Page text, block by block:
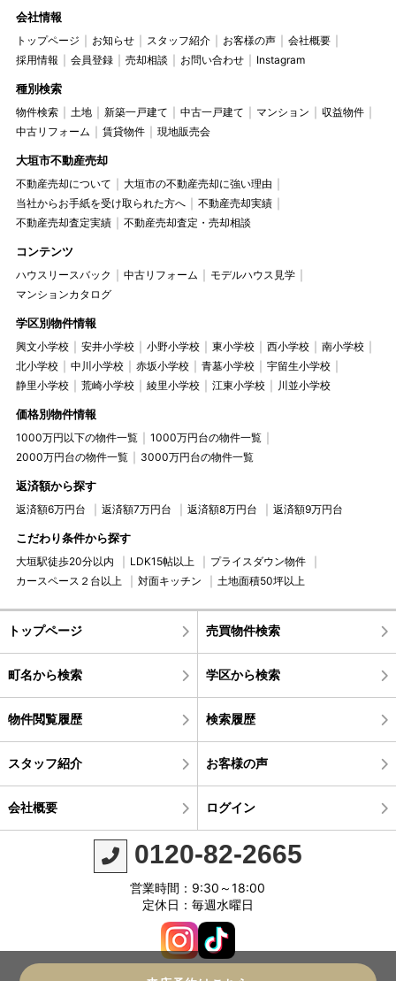
会社情報
トップページ お知らせ スタッフ紹介 お客様の声
会社概要
採用情報
会員登録 売却相談 お問い合わせ Instagram
種別検索
物件検索 土地 新築一戸建て 中古一戸建て マンション
収益物件
中古リフォーム
賃貸物件 現地販売会
大垣市不動産売却
不動産売却について
大垣市の不動産売却に強い理由
当社からお手紙を受け取られた方へ
不動産売却実績
不動産売却査定実績
不動産売却査定・売却相談
コンテンツ
ハウスリースバック 中古リフォーム
モデルハウス見学
マンションカタログ
学区別物件情報
興文小学校 安井小学校 小野小学校 東小学校 西小学校
南小学校
北小学校
中川小学校 赤坂小学校 青墓小学校
宇留生小学校
静里小学校
荒崎小学校 綾里小学校 江東小学校 川並小学校
価格別物件情報
1000万円以下の物件一覧
1000万円台の物件一覧
2000万円台の物件一覧
3000万円台の物件一覧
返済額から探す
返済額6万円台 返済額7万円台 返済額8万円台 返済額9万円台
こだわり条件から探す
大垣駅徒歩20分以内 LDK15帖以上
プライスダウン物件
カースペース２台以上
対面キッチン 土地面積50坪以上
トップページ 売買物件検索
町名から検索 学区から検索
物件閲覧履歴 検索履歴
スタッフ紹介 お客様の声
会社概要 ログイン
0120-82-2665
営業時間：9:30～18:00
定休日：毎週水曜日